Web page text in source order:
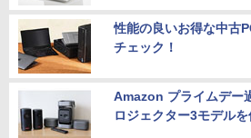
性能の良いお得な中古
チェック！
Amazon プライムデー
ロジェクター3モデル